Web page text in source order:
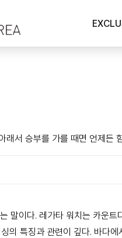
래서 승부를 가를 때면 언제든
말이다. 레가타 워치는 카운
특징과 관련이 깊다. 바다